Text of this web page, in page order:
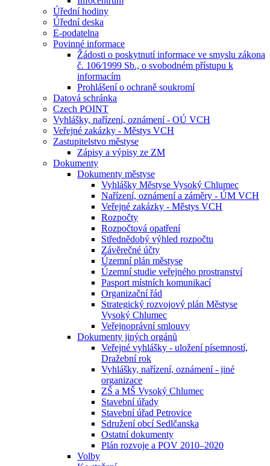
Úřední hodiny
Úřední deska
E-podatelna
Povinné informace
Žádosti o poskytnutí informace ve smyslu zákona
č. 106⁄1999 Sb., o svobodném přístupu k
informacím
Prohlášení o ochraně soukromí
Datová schránka
Czech POINT
Vyhlášky, nařízení, oznámení - OÚ VCH
Veřejné zakázky - Městys VCH
Zastupitelstvo městyse
Zápisy a výpisy ze ZM
Dokumenty
Dokumenty městyse
Vyhlášky Městyse Vysoký Chlumec
Nařízení, oznámení a záměry - ÚM VCH
Veřejné zakázky - Městys VCH
Rozpočty
Rozpočtová opatření
Střednědobý výhled rozpočtu
Závěrečné účty
Územní plán městyse
Územní studie veřejného prostranství
Pasport místních komunikací
Organizační řád
Strategický rozvojový plán Městyse
Vysoký Chlumec
Veřejnoprávní smlouvy
Dokumenty jiných orgánů
Veřejné vyhlášky - uložení písemností,
Dražební rok
Vyhlášky, nařízení, oznámení - jiné
organizace
ZŠ a MŠ Vysoký Chlumec
Stavební úřady
Stavební úřad Petrovice
Sdružení obcí Sedlčanska
Ostatní dokumenty
Plán rozvoje a POV 2010–2020
Volby